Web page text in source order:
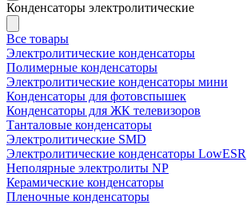
Конденсаторы электролитические
Все товары
Электролитические конденсаторы
Полимерные конденсаторы
Электролитические конденсаторы мини
Конденсаторы для фотовспышек
Конденсаторы для ЖК телевизоров
Танталовые конденсаторы
Электролитические SMD
Электролитические конденсаторы LowESR
Неполярные электролиты NP
Керамические конденсаторы
Пленочные конденсаторы